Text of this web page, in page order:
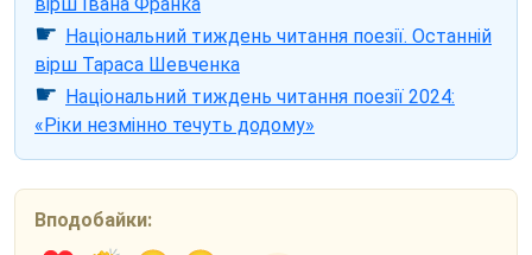
☛ Національний тиждень читання поезії. Останній
вірш Тараса Шевченка
☛ Національний тиждень читання поезії 2024:
«Ріки незмінно течуть додому»
Вподобайки: